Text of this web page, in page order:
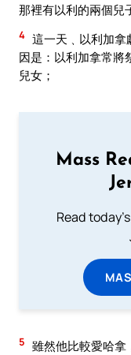
那裡有以利的兩個兒
4 這一天﹑以利加拿
因是：以利加拿常將
兒女；
Mass
Read
5 雖然他比較愛哈拿